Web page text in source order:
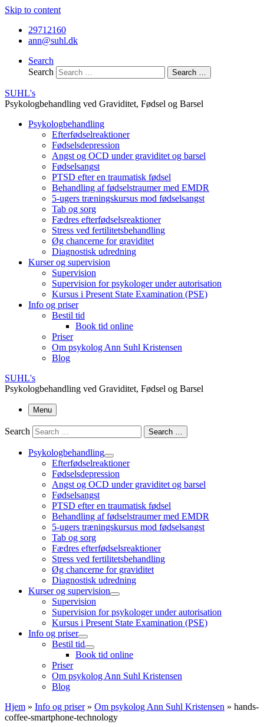
Skip to content
29712160
ann@suhl.dk
Search
Search
Search …
SUHL's
Psykologbehandling ved Graviditet, Fødsel og Barsel
Psykologbehandling
Efterfødselreaktioner
Fødselsdepression
Angst og OCD under graviditet og barsel
Fødselsangst
PTSD efter en traumatisk fødsel
Behandling af fødselstraumer med EMDR
5-ugers træningskursus mod fødselsangst
Tab og sorg
Fædres efterfødselsreaktioner
Stress ved fertilitetsbehandling
Øg chancerne for graviditet
Diagnostisk udredning
Kurser og supervision
Supervision
Supervision for psykologer under autorisation
Kursus i Present State Examination (PSE)
Info og priser
Bestil tid
Book tid online
Priser
Om psykolog Ann Suhl Kristensen
Blog
SUHL's
Psykologbehandling ved Graviditet, Fødsel og Barsel
Menu
Search Search …
Psykologbehandling
Efterfødselreaktioner
Fødselsdepression
Angst og OCD under graviditet og barsel
Fødselsangst
PTSD efter en traumatisk fødsel
Behandling af fødselstraumer med EMDR
5-ugers træningskursus mod fødselsangst
Tab og sorg
Fædres efterfødselsreaktioner
Stress ved fertilitetsbehandling
Øg chancerne for graviditet
Diagnostisk udredning
Kurser og supervision
Supervision
Supervision for psykologer under autorisation
Kursus i Present State Examination (PSE)
Info og priser
Bestil tid
Book tid online
Priser
Om psykolog Ann Suhl Kristensen
Blog
Hjem » Info og priser» Om psykolog Ann Suhl Kristensen » hands-
coffee-smartphone-technology